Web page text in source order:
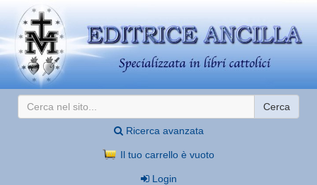
Cerca
Ricerca avanzata
Il tuo carrello è vuoto
Login